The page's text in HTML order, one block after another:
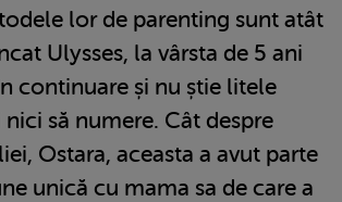
lor de parenting sunt atât
Ulysses, la vârsta de 5 ani
continuare și nu știe litele
să numere. Cât despre
Ostara, aceasta a avut parte
unică cu mama sa de care a